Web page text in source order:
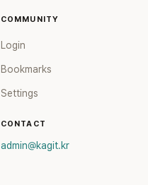
COMMUNITY
Login
Bookmarks
Settings
CONTACT
admin@kagit.kr